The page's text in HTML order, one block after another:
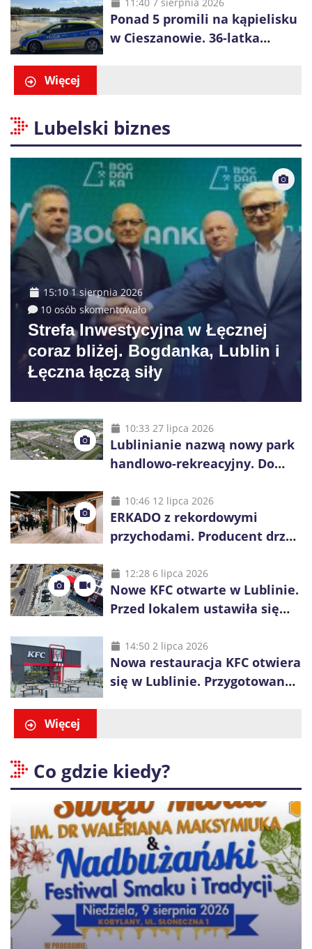
Ponad 5 promili na kąpielisku
w Cieszanowie. 36-latka
Więcej
Lubelski biznes
15:10 1 sierpnia 2026
10 osób skomentowało
Strefa Inwestycyjna w Łęcznej
coraz bliżej. Bogdanka, Lublin i
Łęczna łączą siły
10:33 27 lipca 2026
Lublinianie nazwą nowy park
handlowo-rekreacyjny. Do
10:46 12 lipca 2026
ERKADO z rekordowymi
przychodami. Producent drzwi
inwestycje
12:28 6 lipca 2026
Nowe KFC otwarte w Lublinie.
Przed lokalem ustawiła się
14:50 2 lipca 2026
Nowa restauracja KFC otwiera
się w Lublinie. Przygotowano
Więcej
Co gdzie kiedy?